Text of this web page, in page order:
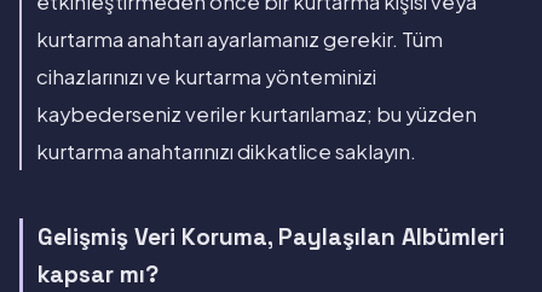
kurtarma anahtarı ayarlamanız gerekir. Tüm
cihazlarınızı ve kurtarma yönteminizi
kaybederseniz veriler kurtarılamaz; bu yüzden
kurtarma anahtarınızı dikkatlice saklayın.
Gelişmiş Veri Koruma, Paylaşılan Albümleri
kapsar mı?